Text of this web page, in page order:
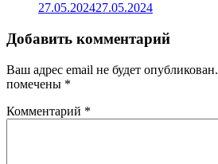
27.05.202427.05.2024
Добавить комментарий
Ваш адрес email не будет опубликован.
помечены *
Комментарий *